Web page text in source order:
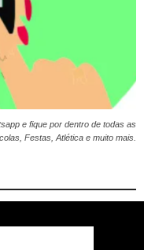
e fique por dentro de todas as
Festas, Atlética e muito mais.